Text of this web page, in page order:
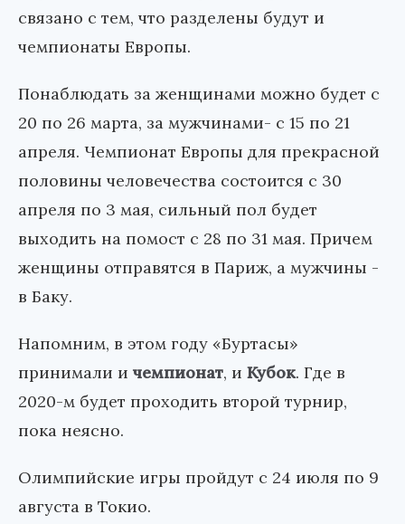
связано с тем, что разделены будут и
чемпионаты Европы.
Понаблюдать за женщинами можно будет с
20 по 26 марта, за мужчинами- с 15 по 21
апреля. Чемпионат Европы для прекрасной
половины человечества состоится с 30
апреля по 3 мая, сильный пол будет
выходить на помост с 28 по 31 мая. Причем
женщины отправятся в Париж, а мужчины -
в Баку.
Напомним, в этом году «Буртасы»
принимали и чемпионат, и Кубок. Где в
2020-м будет проходить второй турнир,
пока неясно.
Олимпийские игры пройдут с 24 июля по 9
августа в Токио.